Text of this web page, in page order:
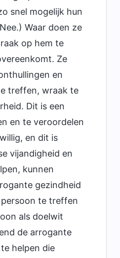
snel mogelijk hun
Waar doen ze
op hem te
Ze
en
treffen, wraak te
Dit is een
en te veroordelen
en dit is
vijandigheid en
kunnen
gezindheid
te treffen
als doelwit
de arrogante
helpen die